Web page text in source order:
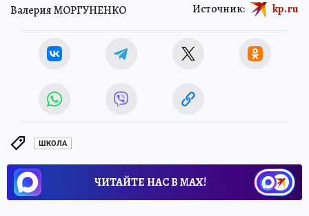
Валерия МОРГУНЕНКО Источник: kp.ru
ШКОЛА
ЧИТАЙТЕ НАС В МАХ!